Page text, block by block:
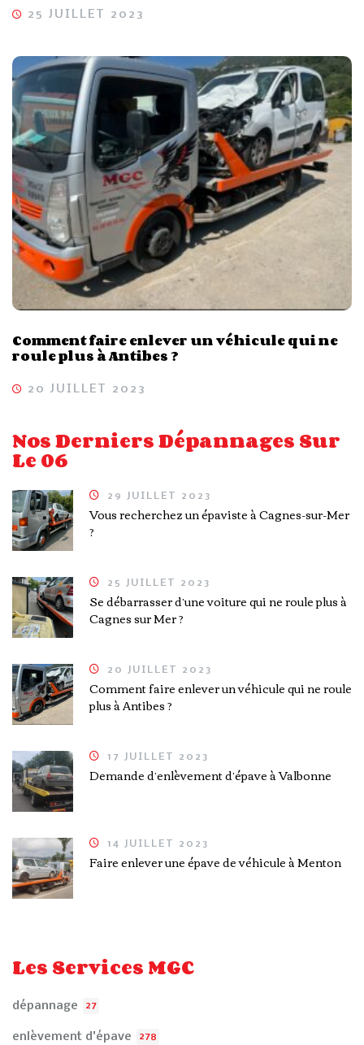
25 JUILLET 2023
Comment faire enlever un véhicule qui ne
roule plus à Antibes ?
20 JUILLET 2023
Nos Derniers Dépannages Sur
Le 06
29 JUILLET 2023
Vous recherchez un épaviste à Cagnes-sur-Mer
?
25 JUILLET 2023
Se débarrasser d’une voiture qui ne roule plus à
Cagnes sur Mer ?
20 JUILLET 2023
Comment faire enlever un véhicule qui ne roule
plus à Antibes ?
17 JUILLET 2023
Demande d’enlèvement d’épave à Valbonne
14 JUILLET 2023
Faire enlever une épave de véhicule à Menton
Les Services MGC
dépannage 27
enlèvement d'épave 278